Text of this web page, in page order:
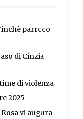
parroco
di Cinzia
di violenza
2025
vi augura